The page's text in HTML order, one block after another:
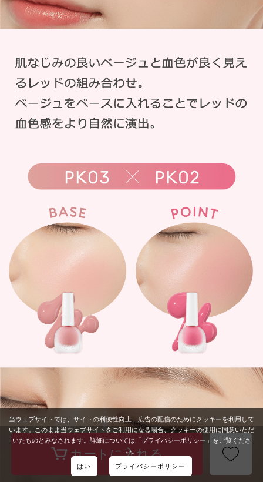
当ウェブサイトでは、サイトの利便性向上、広告の配信のためにクッキーを利用して
います。このまま当ウェブサイトをご利用になる場合、クッキーの使用に同意いただ
いたものとみなされます。詳細については「プライバシーポリシー」をご覧くださ
い。
はい プライバシーポリシー